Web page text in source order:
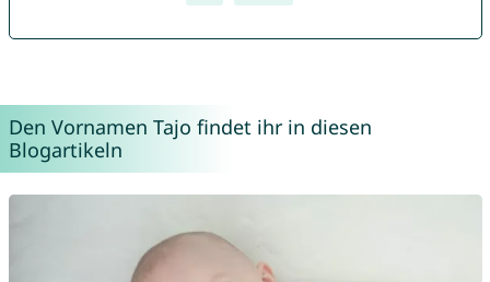
Den Vornamen Tajo findet ihr in diesen
Blogartikeln